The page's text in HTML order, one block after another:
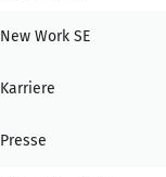
New Work SE
Karriere
Presse